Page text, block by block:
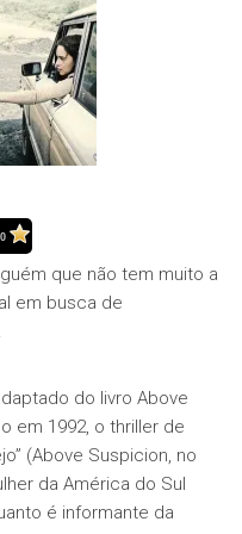
que não tem muito a
em busca de
do livro Above
em 1992, o thriller de
(Above Suspicion, no
da América do Sul
é informante da